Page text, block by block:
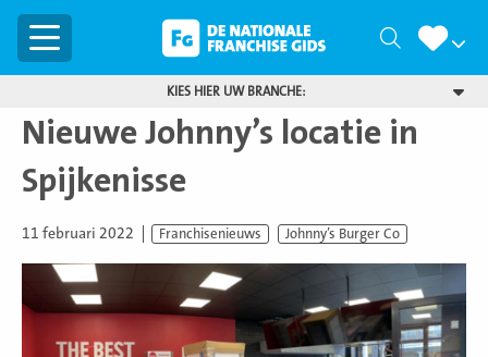
Menu Zoeken
KIES HIER UW BRANCHE:
Nieuwe Johnny’s locatie in
Spijkenisse
11 februari 2022 Franchisenieuws Johnny’s Burger Co